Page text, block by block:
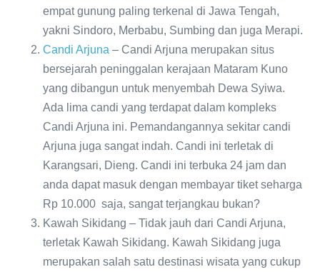
empat gunung paling terkenal di Jawa Tengah,
yakni Sindoro, Merbabu, Sumbing dan juga Merapi.
Candi Arjuna – Candi Arjuna merupakan situs
bersejarah peninggalan kerajaan Mataram Kuno
yang dibangun untuk menyembah Dewa Syiwa.
Ada lima candi yang terdapat dalam kompleks
Candi Arjuna ini. Pemandangannya sekitar candi
Arjuna juga sangat indah. Candi ini terletak di
Karangsari, Dieng. Candi ini terbuka 24 jam dan
anda dapat masuk dengan membayar tiket seharga
Rp 10.000 saja, sangat terjangkau bukan?
Kawah Sikidang – Tidak jauh dari Candi Arjuna,
terletak Kawah Sikidang. Kawah Sikidang juga
merupakan salah satu destinasi wisata yang cukup